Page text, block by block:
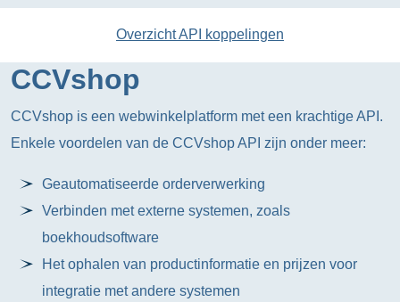
Overzicht API koppelingen
CCVshop
CCVshop is een webwinkelplatform met een krachtige API.
Enkele voordelen van de CCVshop API zijn onder meer:
Geautomatiseerde orderverwerking
Verbinden met externe systemen, zoals
boekhoudsoftware
Het ophalen van productinformatie en prijzen voor
integratie met andere systemen